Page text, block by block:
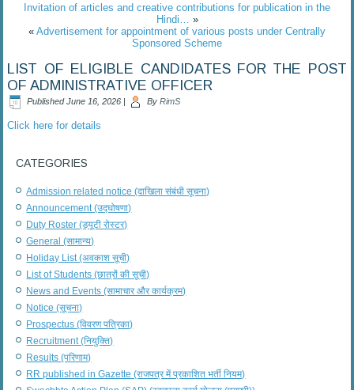
Invitation of articles and creative contributions for publication in the
Hindi…
»
« Advertisement for appointment of various posts under Centrally
Sponsored Scheme
LIST OF ELIGIBLE CANDIDATES FOR THE POST
OF ADMINISTRATIVE OFFICER
Published June 16, 2026 | By RimS
Click here for details
CATEGORIES
Admission related notice (दाखिला संबंधी सूचना)
Announcement (उद्घोषणा)
Duty Roster (ड्यूटी रोस्टर)
General (सामान्य)
Holiday List (अवकाश सूची)
List of Students (छात्रों की सूची)
News and Events (सामाचार और कार्यक्रम)
Notice (सूचना)
Prospectus (विवरण पत्रिका)
Recruitment (नियुक्ति)
Results (परिणाम)
RR published in Gazette (राजपत्र में प्रकाशित भर्ती नियम)